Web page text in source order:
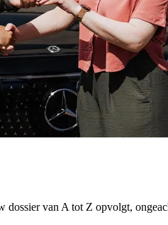
dossier van A tot Z opvolgt,